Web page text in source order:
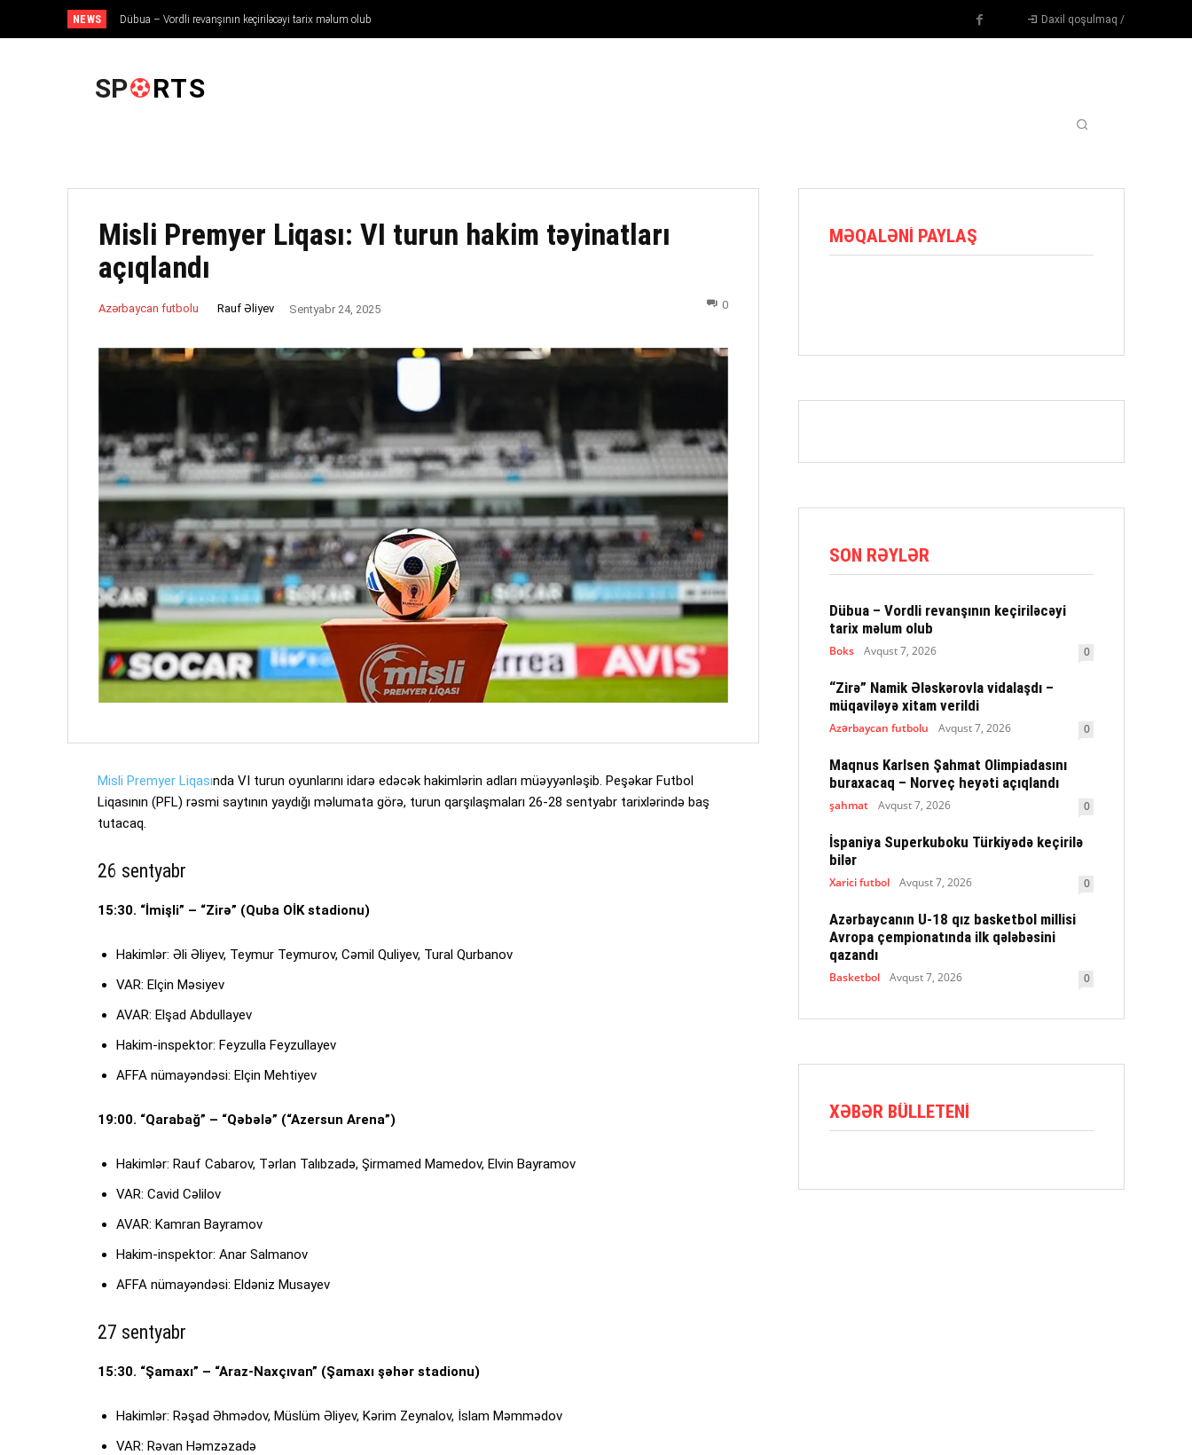
NEWS Dübua – Vordli revanşının keçiriləcəyi tarix məlum olub Daxil qoşulmaq /
SP RTS
Misli Premyer Liqası: VI turun hakim təyinatları
açıqlandı
Azərbaycan futbolu Rauf Əliyev Sentyabr 24, 2025 0
Misli Premyer Liqasında VI turun oyunlarını idarə edəcək hakimlərin adları müəyyənləşib. Peşəkar Futbol
Liqasının (PFL) rəsmi saytının yaydığı məlumata görə, turun qarşılaşmaları 26-28 sentyabr tarixlərində baş
tutacaq.
26 sentyabr
15:30. “İmişli” – “Zirə” (Quba OİK stadionu)
Hakimlər: Əli Əliyev, Teymur Teymurov, Cəmil Quliyev, Tural Qurbanov
VAR: Elçin Məsiyev
AVAR: Elşad Abdullayev
Hakim-inspektor: Feyzulla Feyzullayev
AFFA nümayəndəsi: Elçin Mehtiyev
19:00. “Qarabağ” – “Qəbələ” (“Azersun Arena”)
Hakimlər: Rauf Cabarov, Tərlan Talıbzadə, Şirmamed Mamedov, Elvin Bayramov
VAR: Cavid Cəlilov
AVAR: Kamran Bayramov
Hakim-inspektor: Anar Salmanov
AFFA nümayəndəsi: Eldəniz Musayev
27 sentyabr
15:30. “Şamaxı” – “Araz-Naxçıvan” (Şamaxı şəhər stadionu)
Hakimlər: Rəşad Əhmədov, Müslüm Əliyev, Kərim Zeynalov, İslam Məmmədov
VAR: Rəvan Həmzəzadə
MƏQALƏNI PAYLAŞ
SON RƏYLƏR
Dübua – Vordli revanşının keçiriləcəyi
tarix məlum olub
Boks Avqust 7, 2026 0
“Zirə” Namik Ələskərovla vidalaşdı –
müqaviləyə xitam verildi
Azərbaycan futbolu Avqust 7, 2026 0
Maqnus Karlsen Şahmat Olimpiadasını
buraxacaq – Norveç heyəti açıqlandı
şahmat Avqust 7, 2026 0
İspaniya Superkuboku Türkiyədə keçirilə
bilər
Xarici futbol Avqust 7, 2026 0
Azərbaycanın U-18 qız basketbol millisi
Avropa çempionatında ilk qələbəsini
qazandı
Basketbol Avqust 7, 2026 0
XƏBƏR BÜLLETENI